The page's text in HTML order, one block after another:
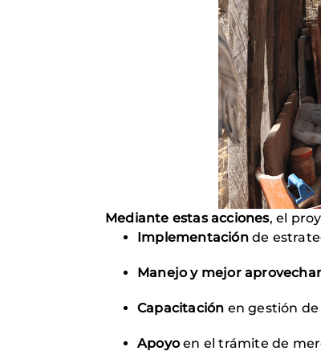
Mediante estas acciones, el
Implementación de
Manejo y mejor
Capacitación en gestión
Apoyoen el trámite de